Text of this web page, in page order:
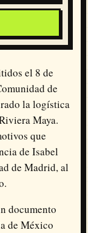
el 8 de
de
la logística
Maya.
que
de Isabel
de Madrid, al
documento
de México